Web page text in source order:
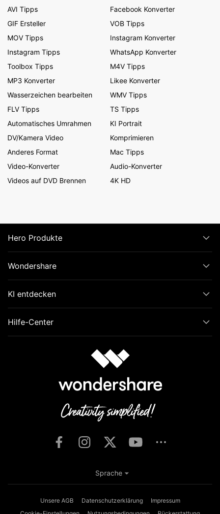
AVI Tipps
Facebook Konverter
GIF Ersteller
VOB Tipps
MOV Tipps
Instagram Konverter
Instagram Tipps
WhatsApp Konverter
Toolbox Tipps
M4V Tipps
MP3 Konverter
Likee Konverter
Wasserzeichen bearbeiten
WMV Tipps
FLV Tipps
TS Tipps
Automatisches Umrahmen
KI Portrait
DV/Kamera Video
Komprimieren
Anderes Format
Mac Tipps
Video-Konverter
Audio-Konverter
Videos auf DVD Brennen
4K HD
Hero Produkte
Wondershare
KI entdecken
Hilfe-Center
Unsere AGB Datenschutzerklärung
Impressum
Sprache